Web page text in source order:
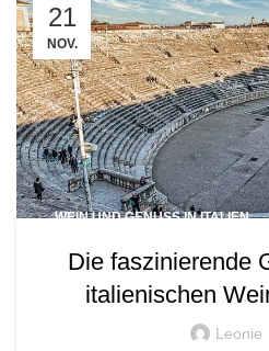
21
NOV.
WEIN UND GENUSS IN ITALIEN
Die faszinierende
italienischen
Leonie